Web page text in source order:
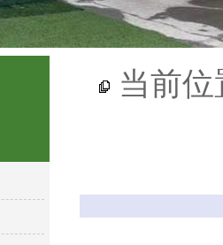
当前位